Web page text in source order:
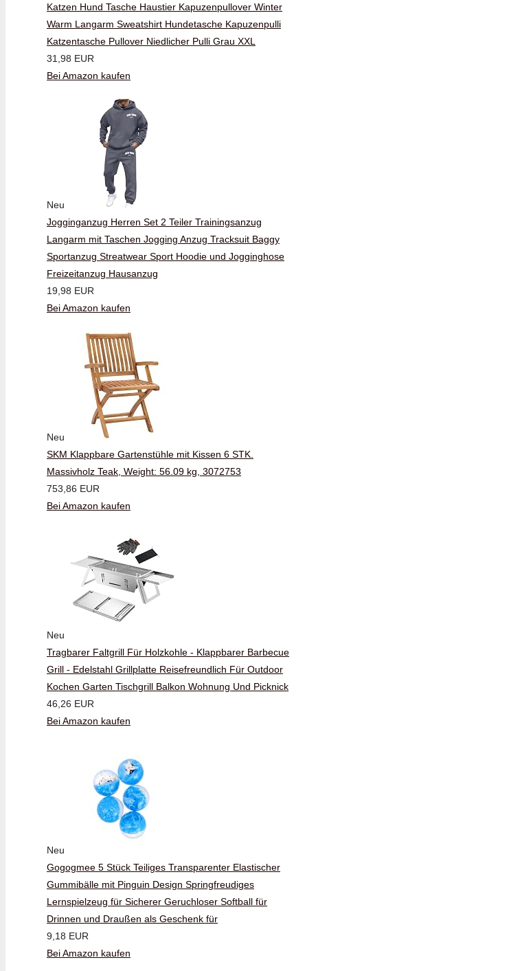
Katzen Hund Tasche Haustier Kapuzenpullover Winter
Warm Langarm Sweatshirt Hundetasche Kapuzenpulli
Katzentasche Pullover Niedlicher Pulli Grau XXL
31,98 EUR
Bei Amazon kaufen
Neu
Jogginganzug Herren Set 2 Teiler Trainingsanzug
Langarm mit Taschen Jogging Anzug Tracksuit Baggy
Sportanzug Streatwear Sport Hoodie und Jogginghose
Freizeitanzug Hausanzug
19,98 EUR
Bei Amazon kaufen
Neu
SKM Klappbare Gartenstühle mit Kissen 6 STK.
Massivholz Teak, Weight: 56.09 kg, 3072753
753,86 EUR
Bei Amazon kaufen
Neu
Tragbarer Faltgrill Für Holzkohle - Klappbarer Barbecue
Grill - Edelstahl Grillplatte Reisefreundlich Für Outdoor
Kochen Garten Tischgrill Balkon Wohnung Und Picknick
46,26 EUR
Bei Amazon kaufen
Neu
Gogogmee 5 Stück Teiliges Transparenter Elastischer
Gummibälle mit Pinguin Design Springfreudiges
Lernspielzeug für Sicherer Geruchloser Softball für
Drinnen und Draußen als Geschenk für
9,18 EUR
Bei Amazon kaufen